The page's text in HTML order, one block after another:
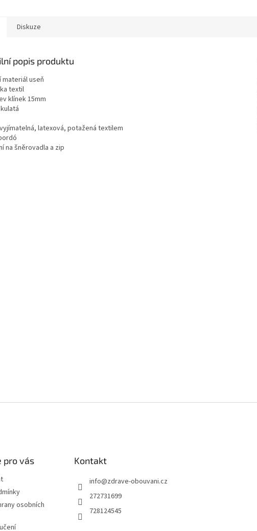
Diskuze
popis produktu
materiál useň
textil
klínek 15mm
latexová, potažená textilem
na šněrovadla a zip
pro vás
osobních
Kontakt
info@zdrave-obouvani.cz
272731699
728124545